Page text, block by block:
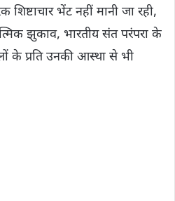
भेंट नहीं मानी जा रही,
झुकाव, भारतीय संत परंपरा के
के प्रति उनकी आस्था से भी